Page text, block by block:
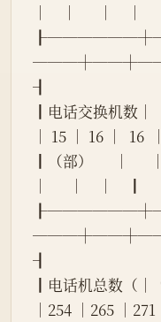
│    │      │    │
┨
┃电话交换机数│
│ 15 │ 16 │  16
┃（部）      │
│      │    │    ┃
┨
┃电话机总数（│
│254 │265